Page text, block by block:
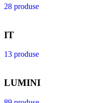
28 produse
IT
13 produse
LUMINI